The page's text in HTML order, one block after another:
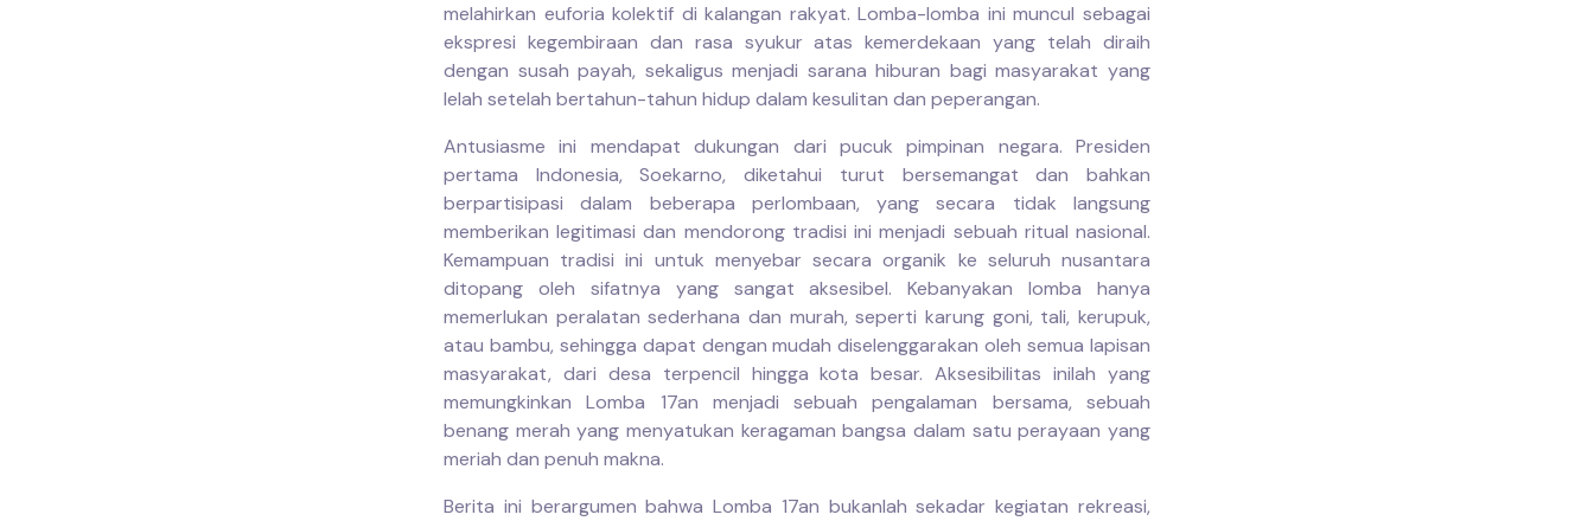
melahirkan euforia kolektif di kalangan rakyat. Lomba-lomba ini muncul sebagai
ekspresi kegembiraan dan rasa syukur atas kemerdekaan yang telah diraih
dengan susah payah, sekaligus menjadi sarana hiburan bagi masyarakat yang
lelah setelah bertahun-tahun hidup dalam kesulitan dan peperangan.
Antusiasme ini mendapat dukungan dari pucuk pimpinan negara. Presiden
pertama Indonesia, Soekarno, diketahui turut bersemangat dan bahkan
berpartisipasi dalam beberapa perlombaan, yang secara tidak langsung
memberikan legitimasi dan mendorong tradisi ini menjadi sebuah ritual nasional.
Kemampuan tradisi ini untuk menyebar secara organik ke seluruh nusantara
ditopang oleh sifatnya yang sangat aksesibel. Kebanyakan lomba hanya
memerlukan peralatan sederhana dan murah, seperti karung goni, tali, kerupuk,
atau bambu, sehingga dapat dengan mudah diselenggarakan oleh semua lapisan
masyarakat, dari desa terpencil hingga kota besar. Aksesibilitas inilah yang
memungkinkan Lomba 17an menjadi sebuah pengalaman bersama, sebuah
benang merah yang menyatukan keragaman bangsa dalam satu perayaan yang
meriah dan penuh makna.
Berita ini berargumen bahwa Lomba 17an bukanlah sekadar kegiatan rekreasi,